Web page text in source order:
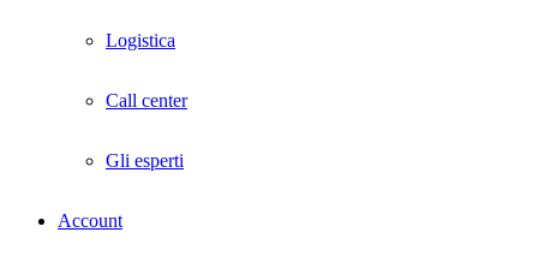
Logistica
Call center
Gli esperti
Account